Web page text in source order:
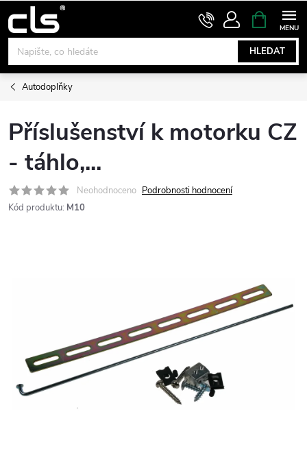
na
obsah
HLEDAT
NÁKUPNÍ
KOŠÍK
Autodoplňky
Příslušenství k motorku CZ
- táhlo,...
Neohodnoceno Podrobnosti hodnocení
Kód produktu: M10